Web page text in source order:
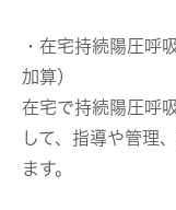
・在宅持続陽圧呼
加算）
在宅で持続陽圧呼
して、指導や管理
ます。